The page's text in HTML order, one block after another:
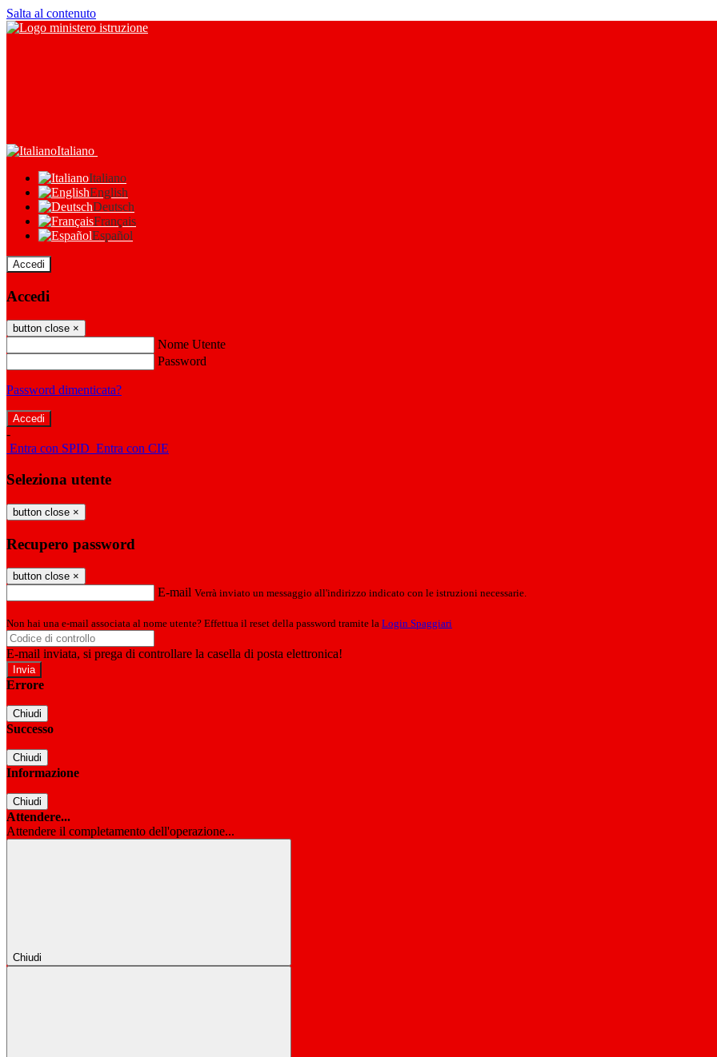
Salta al contenuto
Italiano
Italiano
English
Deutsch
Français
Español
Accedi
Accedi
button close ×
Nome Utente
Password
Password dimenticata?
-
Entra con SPID Entra con CIE
Seleziona utente
button close ×
Recupero password
button close ×
E-mail Verrà inviato un messaggio all'indirizzo indicato con le istruzioni necessarie.
Non hai una e-mail associata al nome utente? Effettua il reset della password tramite la Login Spaggiari
E-mail inviata, si prega di controllare la casella di posta elettronica!
Errore
Chiudi
Successo
Chiudi
Informazione
Chiudi
Attendere...
Attendere il completamento dell'operazione...
Chiudi